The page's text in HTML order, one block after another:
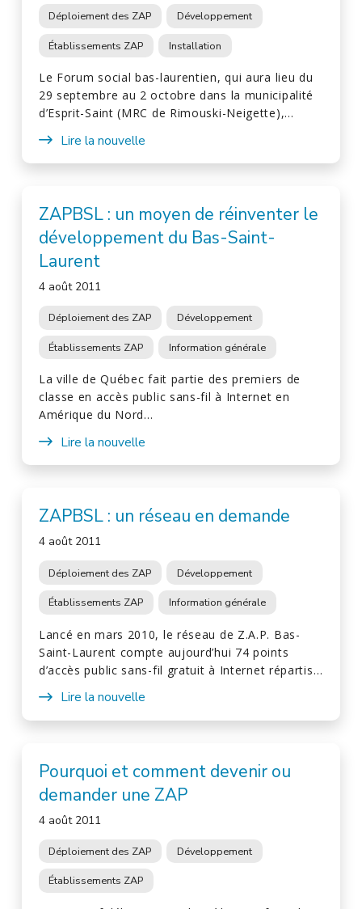
Déploiement des ZAP Développement
Établissements ZAP Installation
Le Forum social bas-laurentien, qui aura lieu du
29 septembre au 2 octobre dans la municipalité
d’Esprit-Saint (MRC de Rimouski-Neigette),…
Lire la nouvelle
ZAPBSL : un moyen de réinventer le
développement du Bas-Saint-
Laurent
4 août 2011
Déploiement des ZAP Développement
Établissements ZAP Information générale
La ville de Québec fait partie des premiers de
classe en accès public sans-fil à Internet en
Amérique du Nord…
Lire la nouvelle
ZAPBSL : un réseau en demande
4 août 2011
Déploiement des ZAP Développement
Établissements ZAP Information générale
Lancé en mars 2010, le réseau de Z.A.P. Bas-
Saint-Laurent compte aujourd’hui 74 points
d’accès public sans-fil gratuit à Internet répartis…
Lire la nouvelle
Pourquoi et comment devenir ou
demander une ZAP
4 août 2011
Déploiement des ZAP Développement
Établissements ZAP